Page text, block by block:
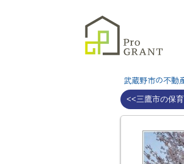
武蔵野市の不動
<<三鷹市の保